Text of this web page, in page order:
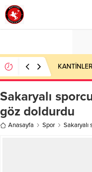
Sakaryalı
göz doldurdu
Anasayfa Spor Sakaryalı